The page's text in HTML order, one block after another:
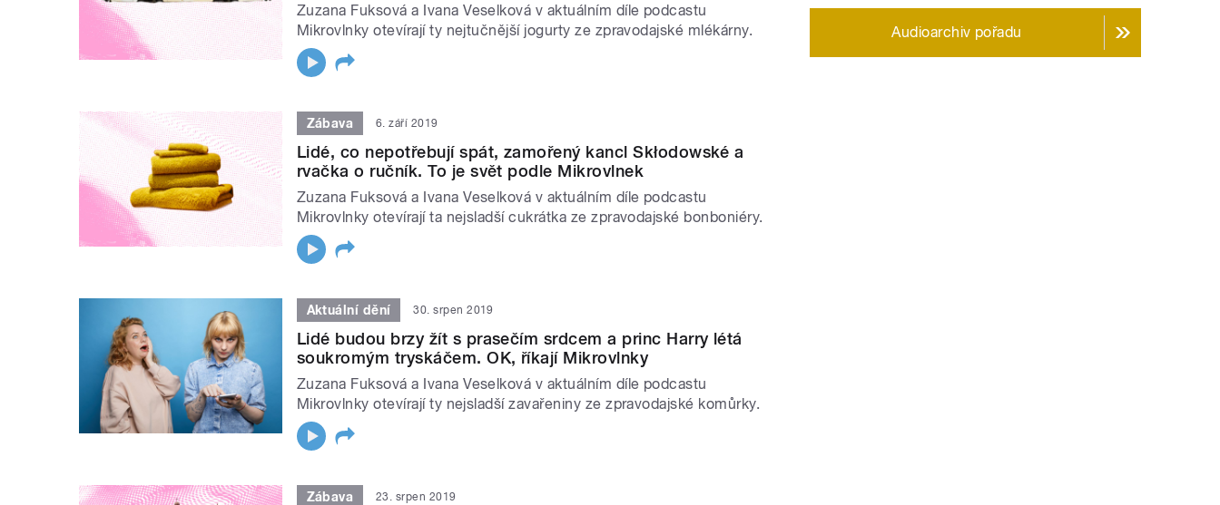
Zuzana Fuksová a Ivana Veselková v aktuálním díle podcastu
Mikrovlnky otevírají ty nejtučnější jogurty ze zpravodajské mlékárny.
Zábava 6. září 2019
Lidé, co nepotřebují spát, zamořený kancl Skłodowské a
rvačka o ručník. To je svět podle Mikrovlnek
Zuzana Fuksová a Ivana Veselková v aktuálním díle podcastu
Mikrovlnky otevírají ta nejsladší cukrátka ze zpravodajské bonboniéry.
Aktuální dění 30. srpen 2019
Lidé budou brzy žít s prasečím srdcem a princ Harry létá
soukromým tryskáčem. OK, říkají Mikrovlnky
Zuzana Fuksová a Ivana Veselková v aktuálním díle podcastu
Mikrovlnky otevírají ty nejsladší zavařeniny ze zpravodajské komůrky.
Zábava 23. srpen 2019
Audioarchiv pořadu